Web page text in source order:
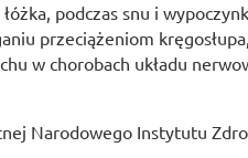
podczas snu i
przeciążeniom
w chorobach układu
Narodowego Instytutu